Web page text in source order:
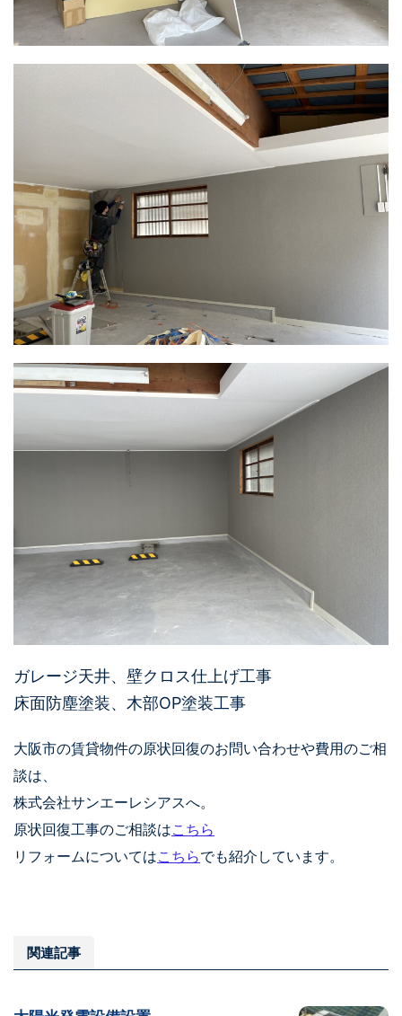
ガレージ天井、壁クロス仕上げ工事
床面防塵塗装、木部OP塗装工事
大阪市の賃貸物件の原状回復のお問い合わせや費用のご相
談は、
株式会社サンエーレシアスへ。
原状回復工事のご相談はこちら
リフォームについてはこちらでも紹介しています。
関連記事